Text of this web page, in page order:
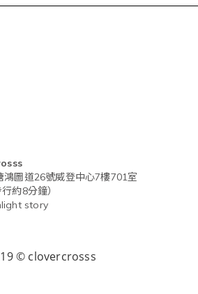
鴻圖道26號威登中心7樓701室
約8分鐘）
story
© clovercrosss